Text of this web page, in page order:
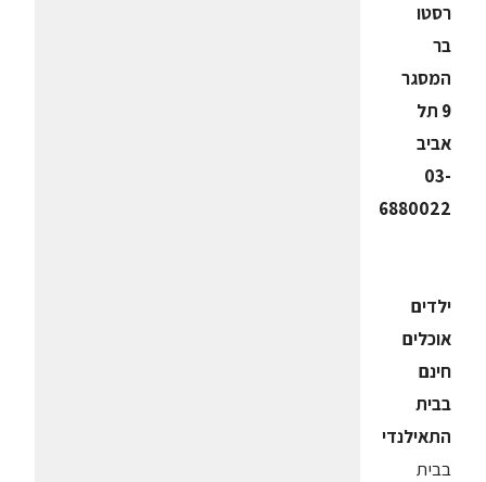
רסטו
בר
המסגר
9 תל
אביב
03-
6880022
ילדים
אוכלים
חינם
בבית
התאילנדי
בבית